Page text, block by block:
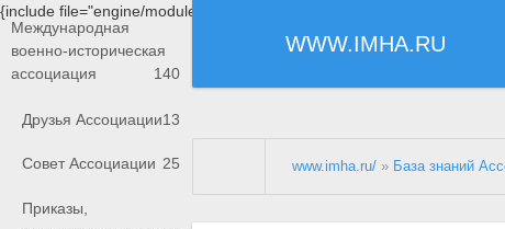
{include file="engine/modules/saperu/head.php"}
WWW.IMHA.RU
Международная
военно-историческая
ассоциация
140
Друзья Ассоциации13
Совет Ассоциации 25
Приказы,
www.imha.ru/ » База знаний